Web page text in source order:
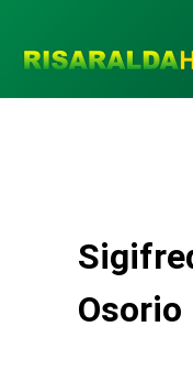
contenido
Osorio